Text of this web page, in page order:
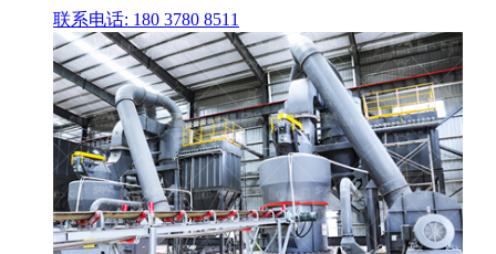
联系电话: 180 3780 8511